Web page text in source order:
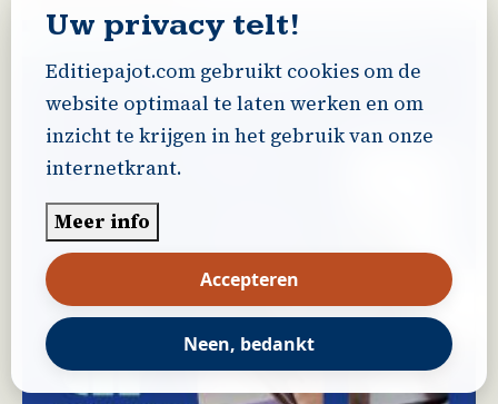
Uw privacy telt!
Editiepajot.com gebruikt cookies om de
website optimaal te laten werken en om
inzicht te krijgen in het gebruik van onze
internetkrant.
Meer info
Accepteren
Neen, bedankt